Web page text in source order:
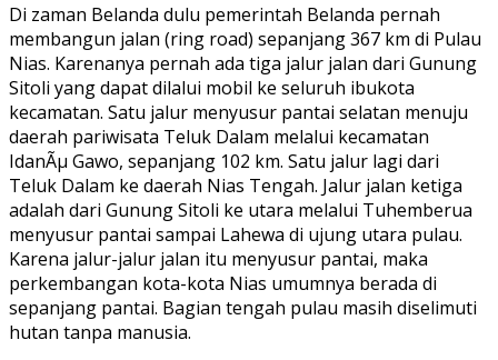
Di zaman Belanda dulu pemerintah Belanda pernah
membangun jalan (ring road) sepanjang 367 km di Pulau
Nias. Karenanya pernah ada tiga jalur jalan dari Gunung
Sitoli yang dapat dilalui mobil ke seluruh ibukota
kecamatan. Satu jalur menyusur pantai selatan menuju
daerah pariwisata Teluk Dalam melalui kecamatan
IdanÃµ Gawo, sepanjang 102 km. Satu jalur lagi dari
Teluk Dalam ke daerah Nias Tengah. Jalur jalan ketiga
adalah dari Gunung Sitoli ke utara melalui Tuhemberua
menyusur pantai sampai Lahewa di ujung utara pulau.
Karena jalur-jalur jalan itu menyusur pantai, maka
perkembangan kota-kota Nias umumnya berada di
sepanjang pantai. Bagian tengah pulau masih diselimuti
hutan tanpa manusia.